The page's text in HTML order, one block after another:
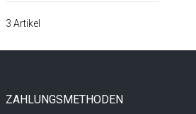
3 Artikel
ZAHLUNGSMETHODEN